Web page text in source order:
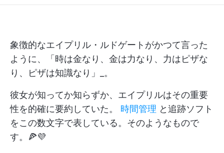
象徴的なエイプリル・ルドゲートがかつて言った
ように、「時は金なり、金は力なり、力はピザな
り、ピザは知識なり」_。
彼女が知ってか知らずか、エイプリルはその重要
性を的確に要約していた。 時間管理 と追跡ソフト
をこの数文字で表している。そのようなもので
す。🍕💜